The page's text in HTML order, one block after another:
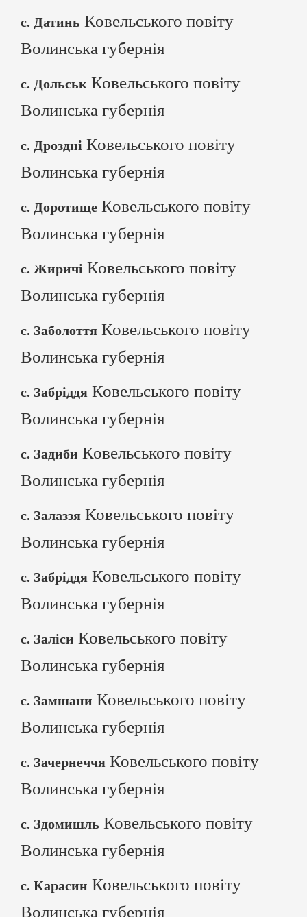
с. Датинь Ковельського повіту
Волинська губернія
с. Дольськ Ковельського повіту
Волинська губернія
с. Дроздні Ковельського повіту
Волинська губернія
с. Доротище Ковельського повіту
Волинська губернія
с. Жиричі Ковельського повіту
Волинська губернія
с. Заболоття Ковельського повіту
Волинська губернія
с. Забріддя Ковельського повіту
Волинська губернія
с. Задиби Ковельського повіту
Волинська губернія
с. Залаззя Ковельського повіту
Волинська губернія
с. Забріддя Ковельського повіту
Волинська губернія
с. Заліси Ковельського повіту
Волинська губернія
с. Замшани Ковельського повіту
Волинська губернія
с. Зачернеччя Ковельського повіту
Волинська губернія
с. Здомишль Ковельського повіту
Волинська губернія
с. Карасин Ковельського повіту
Волинська губернія